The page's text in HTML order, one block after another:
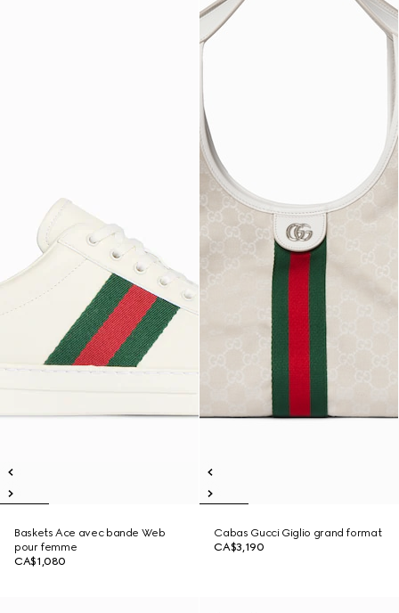
Baskets Ace avec bande Web
pour femme
CA$1,080
Cabas Gucci Giglio grand format
CA$3,190